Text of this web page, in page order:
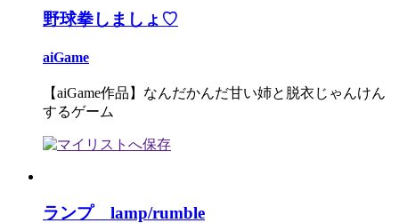
野球拳しましょ♡
aiGame
【aiGame作品】なんだかんだ甘い姉と脱衣じゃんけん
するゲーム
ランプ lamp/rumble